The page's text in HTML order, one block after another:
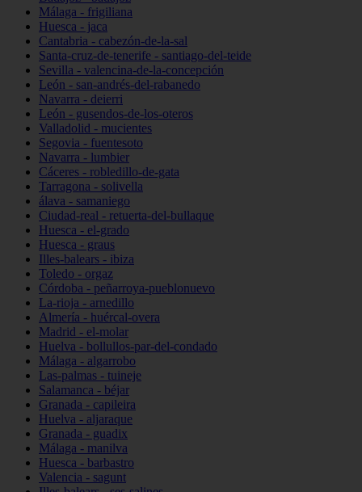
Málaga - frigiliana
Huesca - jaca
Cantabria - cabezón-de-la-sal
Santa-cruz-de-tenerife - santiago-del-teide
Sevilla - valencina-de-la-concepción
León - san-andrés-del-rabanedo
Navarra - deierri
León - gusendos-de-los-oteros
Valladolid - mucientes
Segovia - fuentesoto
Navarra - lumbier
Cáceres - robledillo-de-gata
Tarragona - solivella
álava - samaniego
Ciudad-real - retuerta-del-bullaque
Huesca - el-grado
Huesca - graus
Illes-balears - ibiza
Toledo - orgaz
Córdoba - peñarroya-pueblonuevo
La-rioja - arnedillo
Almería - huércal-overa
Madrid - el-molar
Huelva - bollullos-par-del-condado
Málaga - algarrobo
Las-palmas - tuineje
Salamanca - béjar
Granada - capileira
Huelva - aljaraque
Granada - guadix
Málaga - manilva
Huesca - barbastro
Valencia - sagunt